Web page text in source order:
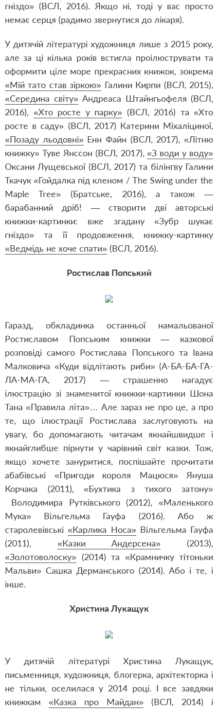
гніздо» (ВСЛ, 2016). Якщо ні, тоді у вас просто
немає серця (радимо звернутися до лікаря).
У дитячій літературі художниця лише з 2015 року,
але за ці кілька років встигла проілюструвати та
оформити ціле море прекрасних книжок, зокрема
«Мій тато став зіркою» Галини Кирпи (ВСЛ, 2015),
«Середина світу»Андреаса Штайнгьофеля (ВСЛ,
2016), «Хто росте у парку» (ВСЛ, 2016) та «Хто
росте в саду» (ВСЛ, 2017) Катерини Міхаліциної,
«Позаду льодовні»Енн Файн (ВСЛ, 2017),«Літню
книжку» Туве Янссон (ВСЛ, 2017),«З води у воду»
Оксани Лущевської (ВСЛ, 2017) та білінгву Галини
Ткачук «Гойдалка під кленом / The Swing under the
Maple Tree» (Братське, 2016), а також —
барабанний дріб! — створити дві авторські
книжки-картинки: вже згадану «Зубр шукає
гніздо» та її продовження, книжку-картинку
«Ведмідь не хоче спати» (ВСЛ, 2016).
Ростислав Попський
Гаразд, обкладинка останньої намальованої
Ростиславом Попським книжки — казкової
розповіді самого Ростислава Попського та Івана
Малковича «Куди відлітають риби» (А-БА-БА-ГА-
ЛА-МА-ГА, 2017) — страшенно нагадує
ілюстрацію зі знаменитої книжки-картинки Шона
Тана «Правила літа»… Але зараз не про це, а про
те, що ілюстрації Ростислава заслуговують на
увагу, бо допомагають читачам якнайшвидше і
якнайглибше пірнути у чарівний світ казки. Тож,
якщо хочете зануритися, поспішайте прочитати
абабівські «Пригоди короля Мацюся» Януша
Корчака (2011), «Бухтика з тихого затону»
Володимира Рутківського (2012), «Маленького
Мука» Вільгельма Гауфа (2016). Або ж
старолевівські«Карлика Носа»Вільгельма Гауфа
(2011), «Казки Андерсена» (2013),
«Золотоволоску» (2014) та «Крамничку тітоньки
Мальви» Сашка Дерманського (2014). Або і те, і
інше.
Христина Лукащук
У дитячій літературі Христина Лукащук,
письменниця, художниця, блогерка, архітекторка і
не тільки, оселилася у 2014 році. І все завдяки
книжкам «Казка про Майдан» (ВСЛ, 2014) і